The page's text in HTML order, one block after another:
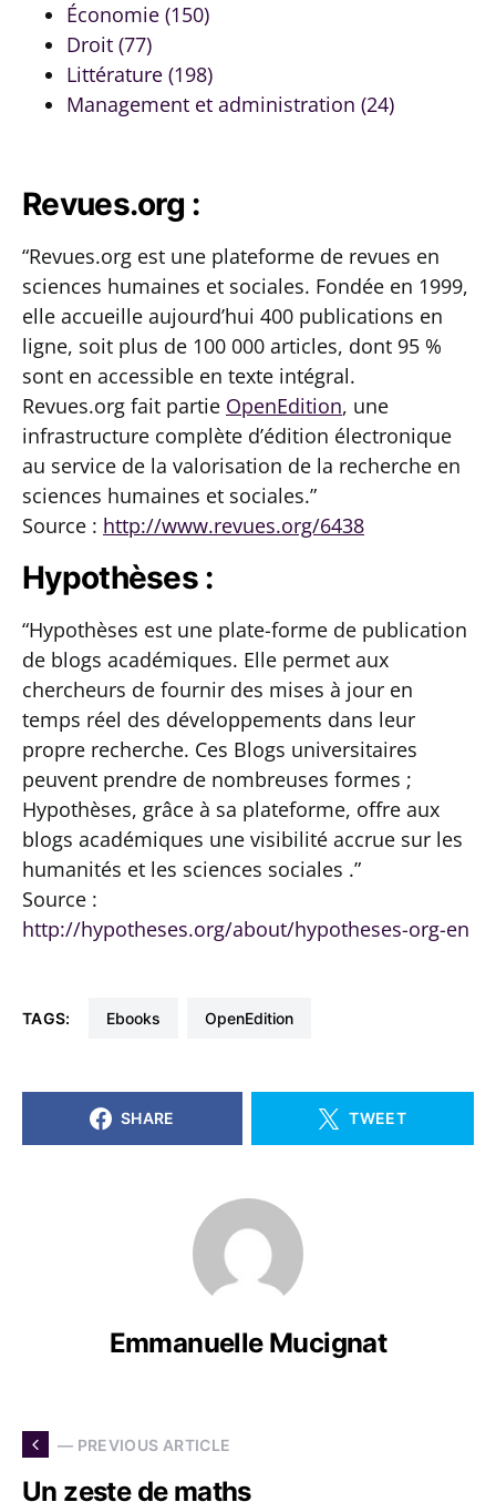
Économie (150)
Droit (77)
Littérature (198)
Management et administration (24)
Revues.org :
“Revues.org est une plateforme de revues en
sciences humaines et sociales. Fondée en 1999,
elle accueille aujourd’hui 400 publications en
ligne, soit plus de 100 000 articles, dont 95 %
sont en accessible en texte intégral.
Revues.org fait partie OpenEdition, une
infrastructure complète d’édition électronique
au service de la valorisation de la recherche en
sciences humaines et sociales.”
Source : http://www.revues.org/6438
Hypothèses :
“Hypothèses est une plate-forme de publication
de blogs académiques. Elle permet aux
chercheurs de fournir des mises à jour en
temps réel des développements dans leur
propre recherche. Ces Blogs universitaires
peuvent prendre de nombreuses formes ;
Hypothèses, grâce à sa plateforme, offre aux
blogs académiques une visibilité accrue sur les
humanités et les sciences sociales .”
Source :
http://hypotheses.org/about/hypotheses-org-en
TAGS: Ebooks OpenEdition
SHARE TWEET
Emmanuelle Mucignat
— PREVIOUS ARTICLE
Un zeste de maths